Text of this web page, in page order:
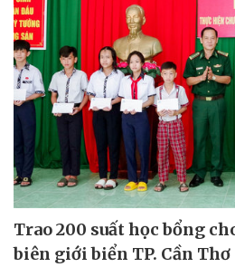
Trao 200 suất học bổng
biên giới biển TP. Cần Thơ